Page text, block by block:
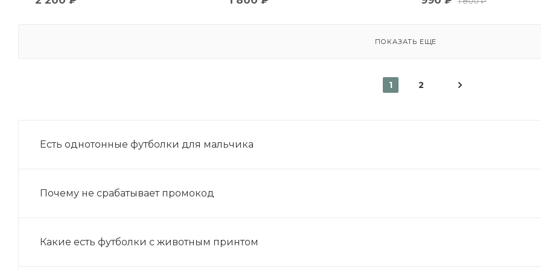
ПОКАЗАТЬ ЕЩЕ
1 2
Есть однотонные футболки для мальчика
Почему не срабатывает промокод
Какие есть футболки с животным принтом